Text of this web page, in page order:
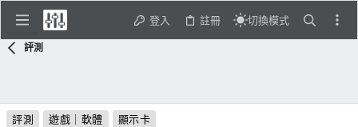
登入 註冊 切換模式
評測
評測 遊戲｜軟體 顯示卡